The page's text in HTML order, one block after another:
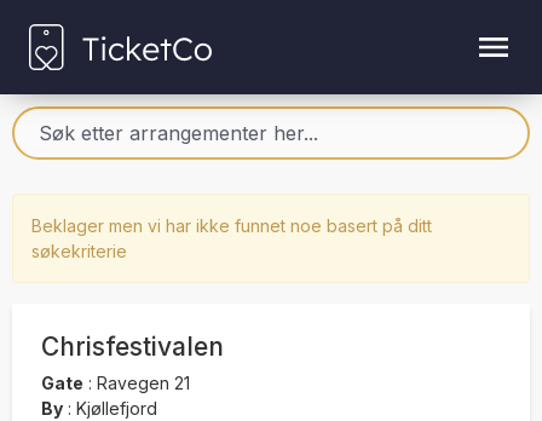
Beklager men vi har ikke funnet noe basert på ditt
søkekriterie
Chrisfestivalen
Gate : Ravegen 21
By : Kjøllefjord